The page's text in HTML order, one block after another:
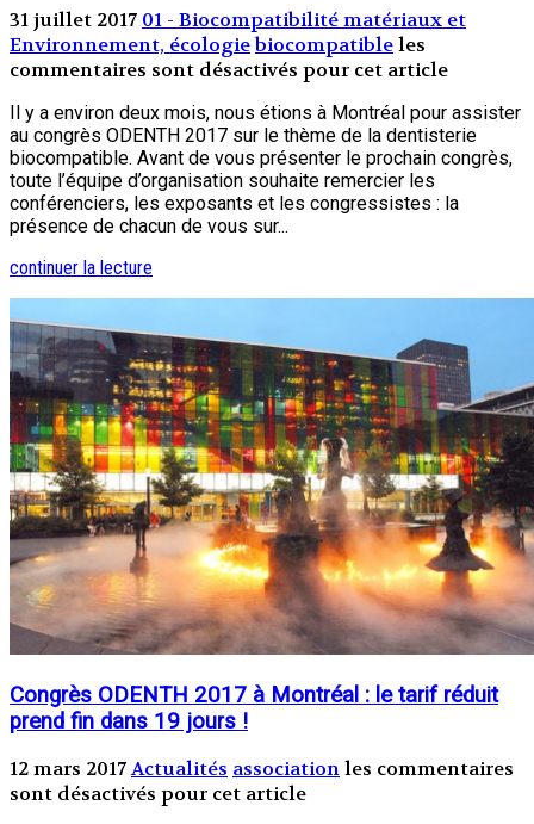
31 juillet 2017 01 - Biocompatibilité matériaux et
Environnement, écologiebiocompatibleles
commentaires sont désactivés pour cet article
Il y a environ deux mois, nous étions à Montréal pour assister
au congrès ODENTH 2017 sur le thème de la dentisterie
biocompatible. Avant de vous présenter le prochain congrès,
toute l’équipe d’organisation souhaite remercier les
conférenciers, les exposants et les congressistes : la
présence de chacun de vous sur...
continuer la lecture
Congrès ODENTH 2017 à Montréal : le tarif réduit
prend fin dans 19 jours !
12 mars 2017Actualités associationles commentaires
sont désactivés pour cet article